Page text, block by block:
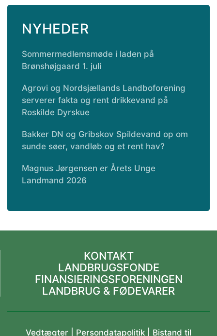
NYHEDER
Sommermedlemsmøde i laden på
Brønshøjgaard 1. juli
Agrovi og Nordsjællands Landboforening
serverer fakta og rent drikkevand på
Roskilde Dyrskue
Bakker DN og Gribskov Spildevand op om
sunde søer, vandløb og et rent hav?
Magnus Jørgensen er Årets Unge
Landmand 2026
KONTAKT
LANDBRUGSFONDE
FINANSIERINGSFORENINGEN
LANDBRUG & FØDEVARER
Vedtægter Persondatapolitik | Bistand til